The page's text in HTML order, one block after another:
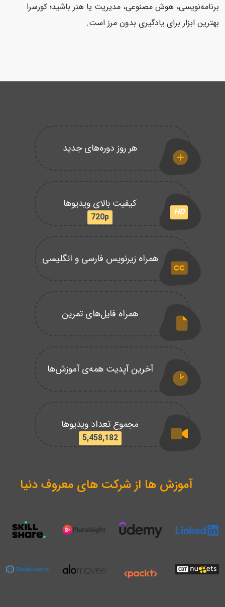
برنامه‌نویسی، هوش مصنوعی، مدیریت یا هنر باشید؛ کورسرا
بهترین ابزار برای یادگیری بدون مرز است.
هر روز دوره‌های جدید
HD
کیفیت بالای ویدیوها
720p
همراه زیرنویس فارسی و انگلیسی
همراه فایل‌های تمرین
آخرین آپدیت همه‌ی آموزش‌ها
مجموع تعداد ویدیوها
5,458,182
آموزش ها از شرکت های معروف دنیا